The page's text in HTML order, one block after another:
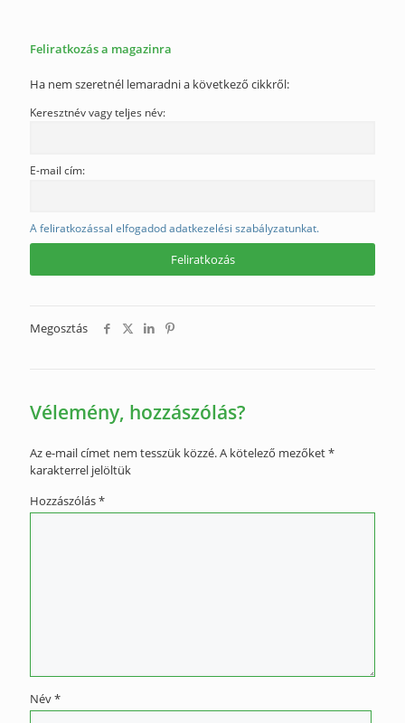
Feliratkozás a magazinra
Ha nem szeretnél lemaradni a következő cikkről:
Keresztnév vagy teljes név:
E-mail cím:
A feliratkozással elfogadod adatkezelési szabályzatunkat.
Megosztás
Vélemény, hozzászólás?
Az e-mail címet nem tesszük közzé.A kötelező mezőket*
karakterrel jelöltük
Hozzászólás*
Név*